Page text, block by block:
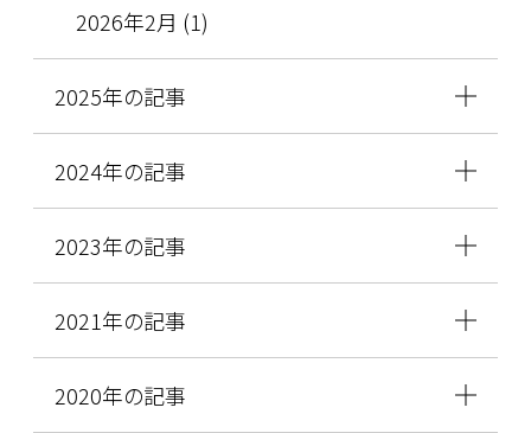
2026年2月 (1)
2025年の記事
2024年の記事
2023年の記事
2021年の記事
2020年の記事